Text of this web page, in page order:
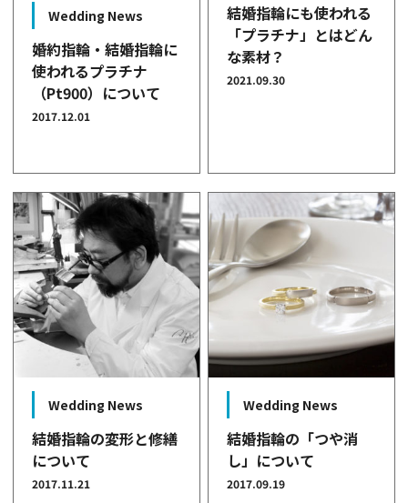
Wedding News
婚約指輪・結婚指輪に
使われるプラチナ
（Pt900）について
2017.12.01
結婚指輪にも使われる
「プラチナ」とはどん
な素材？
2021.09.30
Wedding News
結婚指輪の変形と修繕
について
2017.11.21
Wedding News
結婚指輪の「つや消
し」について
2017.09.19